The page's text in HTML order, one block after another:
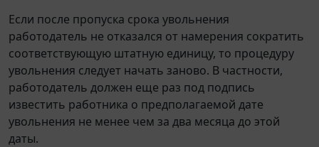
Если после пропуска срока увольнения
работодатель не отказался от намерения сократить
соответствующую штатную единицу, то процедуру
увольнения следует начать заново. В частности,
работодатель должен еще раз под подпись
известить работника о предполагаемой дате
увольнения не менее чем за два месяца до этой
даты.